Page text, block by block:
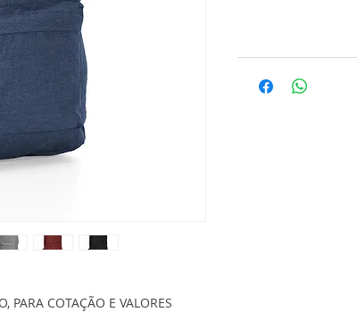
PARA COTAÇÃO E VALORES